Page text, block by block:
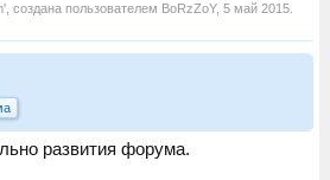
', создана пользователем BoRzZoY,5 май 2015
развития форума.